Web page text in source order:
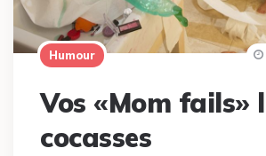
Humour
Vos «Mom fails»
cocasses